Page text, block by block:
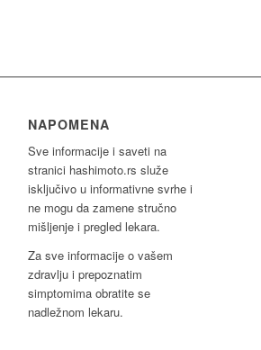
NAPOMENA
Sve informacije i saveti na
stranici hashimoto.rs služe
isključivo u informativne svrhe i
ne mogu da zamene stručno
mišljenje i pregled lekara.
Za sve informacije o vašem
zdravlju i prepoznatim
simptomima obratite se
nadležnom lekaru.